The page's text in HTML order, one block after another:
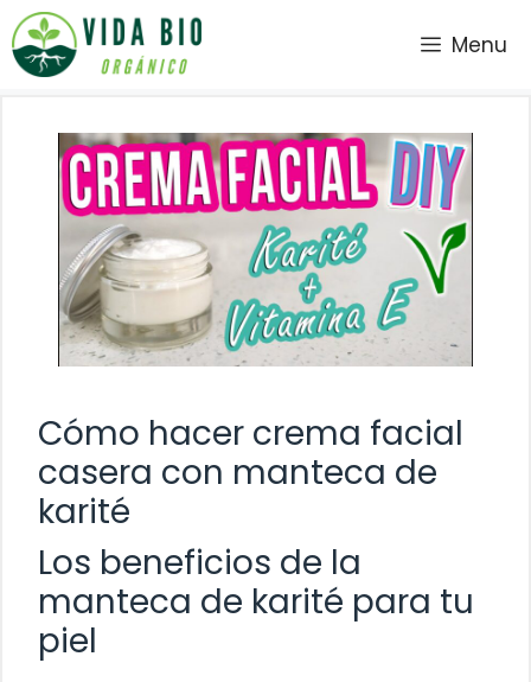
Saltar
al
contenido
Menu
Cómo hacer crema facial
casera con manteca de
karité
Los beneficios de la
manteca de karité para tu
piel